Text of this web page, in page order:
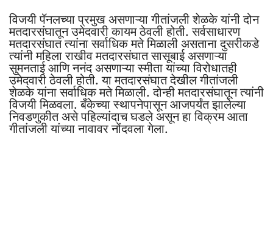
विजयी पॅनलच्या प्रमुख असणाऱ्या गीतांजली शेळके यांनी दोन
मतदारसंघातून उमेदवारी कायम ठेवली होती. सर्वसाधारण
मतदारसंघात त्यांना सर्वाधिक मते मिळाली असताना दुसरीकडे
त्यांनी महिला राखीव मतदारसंघात सासूबाई असणाऱ्या
सुमनताई आणि ननंद असणाऱ्या स्मीता यांच्या विरोधातही
उमेदवारी ठेवली होती. या मतदारसंघात देखील गीतांजली
शेळके यांना सर्वाधिक मते मिळाली. दोन्ही मतदारसंघातून त्यांनी
विजयी मिळवला. बँकेच्या स्थापनेपासून आजपर्यंत झालेल्या
निवडणुकीत असे पहिल्यांदाच घडले असून हा विक्रम आता
गीतांजली यांच्या नावावर नोंदवला गेला.